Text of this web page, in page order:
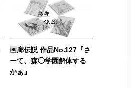
画廊伝説 作品No.127『さ
ーて、森◯学園解体する
かぁ』